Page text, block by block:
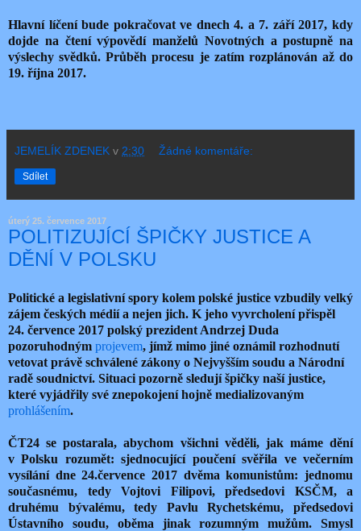
Hlavní líčení bude pokračovat ve dnech 4. a 7. září 2017, kdy
dojde na čtení výpovědí manželů Novotných a postupně na
výslechy svědků. Průběh procesu je zatím rozplánován až do
19. října 2017.
JEMELÍK ZDENEK v 2:30 Žádné komentáře:
Sdílet
úterý 25. července 2017
POLITIZUJÍCÍ ŠPIČKY JUSTICE A
DĚNÍ V POLSKU
Politické a legislativní spory kolem polské justice vzbudily velký
zájem českých médií a nejen jich. K jeho vyvrcholení přispěl
24. července 2017 polský prezident Andrzej Duda
pozoruhodným projevem, jímž mimo jiné oznámil rozhodnutí
vetovat právě schválené zákony o Nejvyšším soudu a Národní
radě soudnictví. Situaci pozorně sledují špičky naší justice,
které vyjádřily své znepokojení hojně medializovaným
prohlášením.
ČT24 se postarala, abychom všichni věděli, jak máme dění
v Polsku rozumět: sjednocující poučení svěřila ve večerním
vysílání dne 24.července 2017 dvěma komunistům: jednomu
současnému, tedy Vojtovi Filipovi, předsedovi KSČM, a
druhému bývalému, tedy Pavlu Rychetskému, předsedovi
Ústavního soudu, oběma jinak rozumným mužům. Smysl